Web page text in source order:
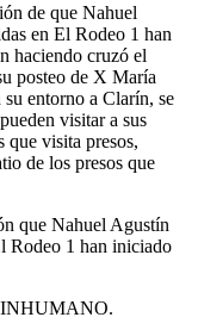
de que Nahuel
en El Rodeo 1 han
haciendo cruzó el
posteo de X María
entorno a Clarín, se
visitar a sus
que visita presos,
de los presos que
que Nahuel Agustín
Rodeo 1 han iniciado
INHUMANO.